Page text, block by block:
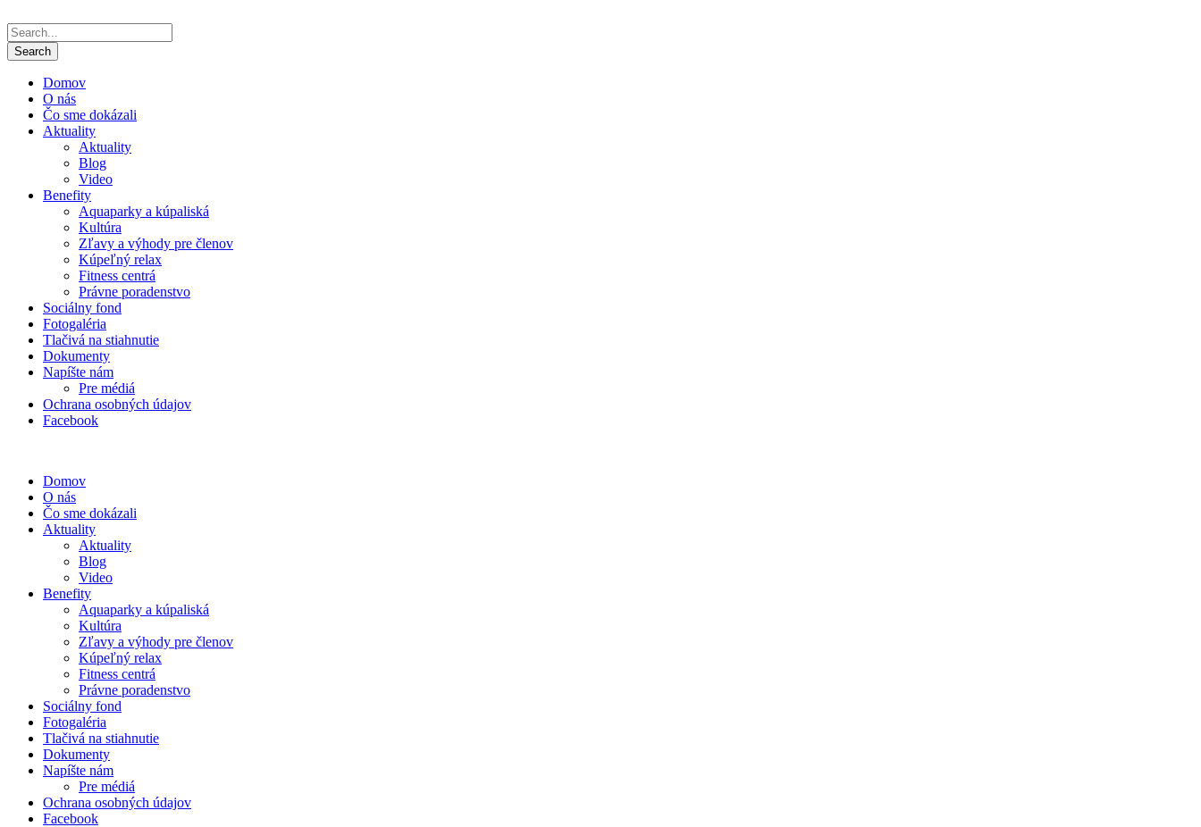
Domov
O nás
Čo sme dokázali
Aktuality
Aktuality
Blog
Video
Benefity
Aquaparky a kúpaliská
Kultúra
Zľavy a výhody pre členov
Kúpeľný relax
Fitness centrá
Právne poradenstvo
Sociálny fond
Fotogaléria
Tlačivá na stiahnutie
Dokumenty
Napíšte nám
Pre médiá
Ochrana osobných údajov
Facebook
Domov
O nás
Čo sme dokázali
Aktuality
Aktuality
Blog
Video
Benefity
Aquaparky a kúpaliská
Kultúra
Zľavy a výhody pre členov
Kúpeľný relax
Fitness centrá
Právne poradenstvo
Sociálny fond
Fotogaléria
Tlačivá na stiahnutie
Dokumenty
Napíšte nám
Pre médiá
Ochrana osobných údajov
Facebook